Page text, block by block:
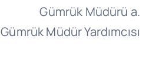
Gümrük Müdürü a.
Gümrük Müdür Yardımcısı